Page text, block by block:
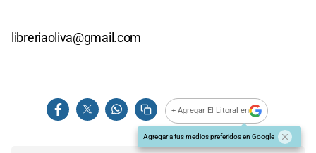
libreriaoliva@gmail.com
+ Agregar El Litoral en
Agregar a tus medios preferidos en Google